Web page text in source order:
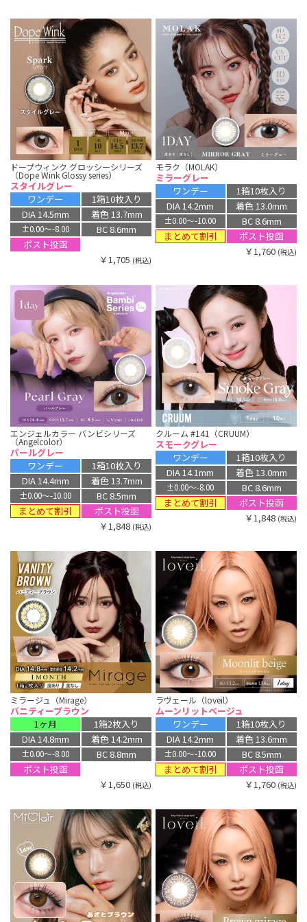
ドープウィンク グロッシーシリーズ
（Dope Wink Glossy series）
スタイルグレー
ワンデー
1箱10枚入り
DIA 14.5mm
着色 13.7mm
±0.00〜-8.00
BC 8.6mm
ポスト投函
￥1,705 (税込)
モラク（MOLAK）
ミラーグレー
ワンデー
1箱10枚入り
DIA 14.2mm
着色 13.0mm
±0.00〜-10.00
BC 8.6mm
まとめて割引
ポスト投函
￥1,760 (税込)
エンジェルカラー バンビシリーズ
（Angelcolor）
パールグレー
ワンデー
1箱10枚入り
DIA 14.4mm
着色 13.7mm
±0.00〜-10.00
BC 8.5mm
まとめて割引
ポスト投函
￥1,848 (税込)
クルーム #141（CRUUM）
スモークグレー
ワンデー
1箱10枚入り
DIA 14.1mm
着色 13.0mm
±0.00〜-8.00
BC 8.6mm
まとめて割引
ポスト投函
￥1,848 (税込)
ミラージュ（Mirage）
バニティーブラウン
1ヶ月
1箱2枚入り
DIA 14.8mm
着色 14.2mm
±0.00〜-8.00
BC 8.8mm
ポスト投函
￥1,650 (税込)
ラヴェール（loveil）
ムーンリットベージュ
ワンデー
1箱10枚入り
DIA 14.2mm
着色 13.6mm
±0.00〜-10.00
BC 8.5mm
まとめて割引
ポスト投函
￥1,760 (税込)